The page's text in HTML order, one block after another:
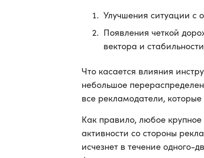
Улучшения ситуации с
Появления четкой
вектора и
Что касается влияния
небольшое
все рекламодатели,
Как правило, любое
активности со стороны
исчезнет в течение одного-